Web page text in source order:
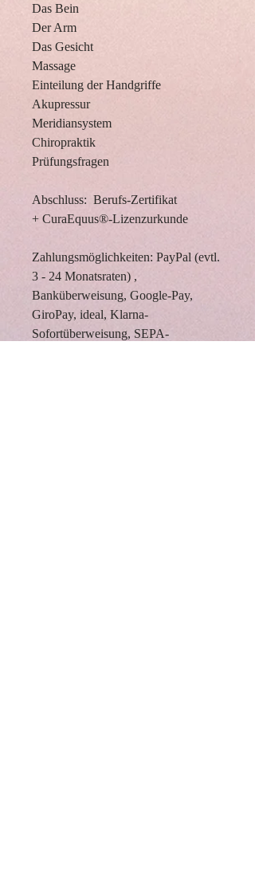
Das Bein
Der Arm
Das Gesicht
Massage
Einteilung der Handgriffe
Akupressur
Meridiansystem
Chiropraktik
Prüfungsfragen
Abschluss: Berufs-Zertifikat
+ CuraEquus®-Lizenzurkunde
Zahlungsmöglichkeiten: PayPal (evtl.
3 - 24 Monatsraten) ,
Banküberweisung, Google-Pay,
GiroPay, ideal, Klarna-
Sofortüberweisung, SEPA-